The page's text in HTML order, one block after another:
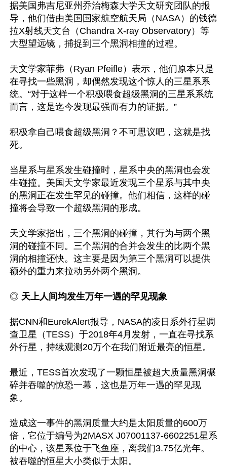
据美国弗吉尼亚州乔治梅森大学天文研究团队的报
导，他们借由美国国家航空航天局（NASA）的钱德
拉X射线天文台（Chandra X-ray Observatory）等
大型望远镜，捕捉到三个黑洞相撞的过程。
天文学家菲弗（Ryan Pfeifle）表示，他们原本只是
在寻找一些黑洞，却偶然发现这个惊人的三星系系
统。“对于这样一个积极喂食超级黑洞的三星系系统
而言，这是迄今发现最强而有力的证据。”
积极拿自己喂食超级黑洞？不可思议吧，这就是找
死。
当星系与星系发生碰撞时，星系中央的黑洞也会发
生碰撞。美国天文学家最近发现三个星系与其中央
的黑洞正在发生罕见的碰撞。他们相信，这样的碰
撞将会导致一个超级黑洞的形成。
天文学家指出，三个黑洞的碰撞，其行为与两个黑
洞的碰撞不同。三个黑洞的合并会发生的比两个黑
洞的相撞还快。这主要是因为第三个黑洞可以提供
额外的重力来拉动另外两个黑洞。
◎ 天上人间均发生万年一遇的罕见现象
据CNN和EurekAlert报导，NASA的凌日系外行星调
查卫星（TESS）于2018年4月发射，一直在寻找系
外行星，持续观测20万个在我们附近最亮的恒星。
最近，TESS首次发现了一颗恒星被超大质量黑洞碾
碎并吞噬的惊恐一幕，这也是万年一遇的罕见现
象。
造成这一事件的黑洞质量大约是太阳质量的600万
倍，它位于编号为2MASX J07001137-6602251星系
的中心，该星系位于飞鱼座，离我们3.75亿光年。
被吞噬的恒星大小类似于太阳。